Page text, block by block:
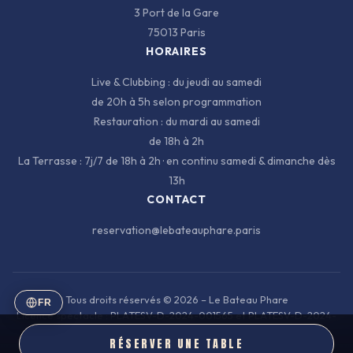
3 Port de la Gare
75013 Paris
HORAIRES
Live & Clubbing : du jeudi au samedi
de 20h à 5h selon programmation
Restauration : du mardi au samedi
de 18h à 2h
La Terrasse : 7j/7 de 18h à 2h · en continu samedi & dimanche dès
13h
CONTACT
reservation@lebateauphare.paris
Tous droits réservés© 2026 – Le Bateau Phare
Licence spectacle : PLATESV-D-2024-001565 et PLATESV-D-2024-
Mentions légales Données personnelles
RÉSERVER UNE TABLE
FR